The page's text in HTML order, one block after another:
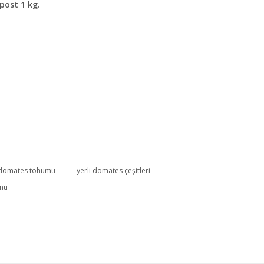
1 kg.
tohumu
yerli domates çeşitleri